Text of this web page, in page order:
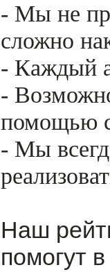
- Мы не
сложно
- Каждый
-
помощью
- Мы
Наш
помогут